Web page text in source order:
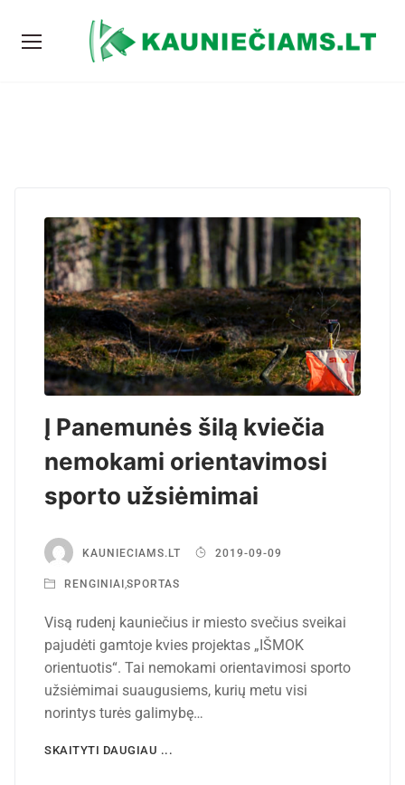
Į Panemunės šilą kviečia
nemokami orientavimosi
sporto užsiėmimai
KAUNIECIAMS.LT 2019-09-09
RENGINIAI ,SPORTAS
Visą rudenį kauniečius ir miesto svečius sveikai
pajudėti gamtoje kvies projektas „IŠMOK
orientuotis“. Tai nemokami orientavimosi sporto
užsiėmimai suaugusiems, kurių metu visi
norintys turės galimybę…
SKAITYTI DAUGIAU ...